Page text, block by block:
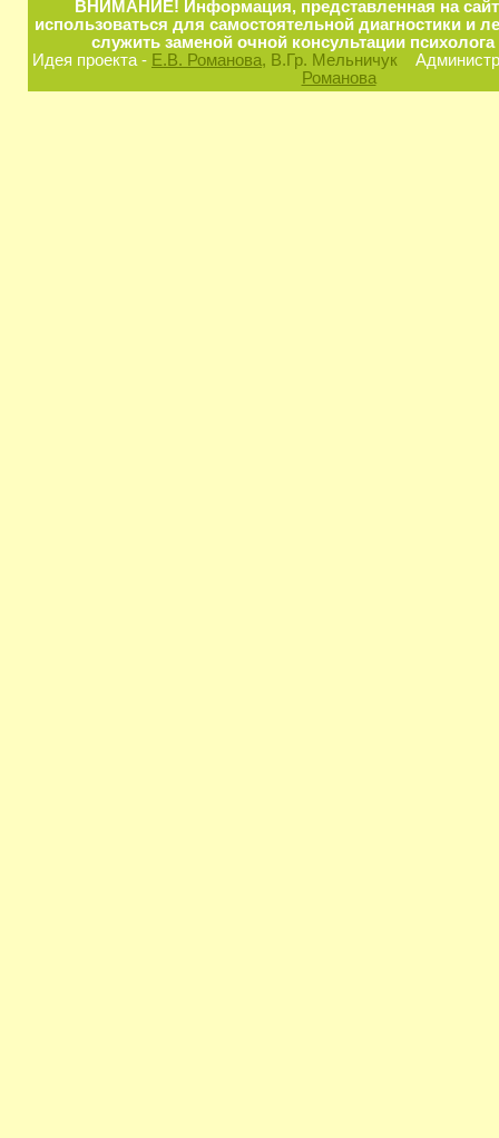
ВНИМАНИЕ! Информация, представленная на
использоваться для самостоятельной диагностики и
служить заменой очной консультации
Идея проекта - Е.В. Романова, В.Гр. Мельничук
Романова